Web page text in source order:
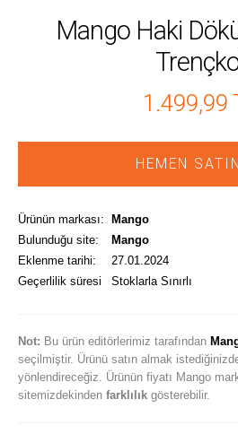
Mango Haki
1.499,99
HEMEN
Ürünün markası:
Mango
Bulunduğu site:
Mango
Eklenme tarihi:
27.01.2024
Geçerlilik süresi
Stoklarla Sınırlı
Not: Bu ürün editörlerimiz tarafından
seçilmiştir. Ürünü satın almak
yönlendireceğiz. Ürünün fiyatı Mango
sitemizdekinden farklılıkgösterebilir.